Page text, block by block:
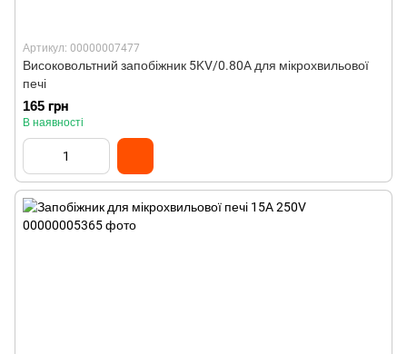
Артикул: 00000007477
Високовольтний запобіжник 5KV/0.80A для мікрохвильової
печі
165 грн
В наявності